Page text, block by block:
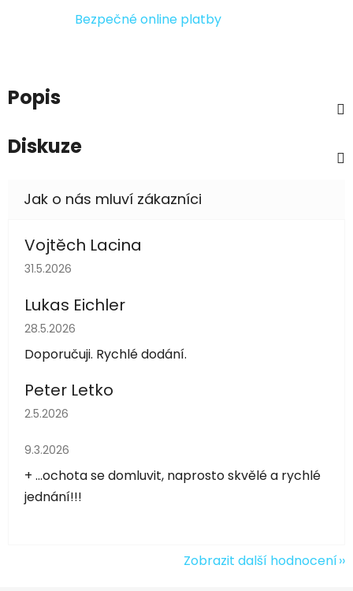
Bezpečné online platby
Popis
Diskuze
Vojtěch Lacina
Hodnocení obchodu je 5 z 5 hvězdiček.
31.5.2026
Lukas Eichler
Hodnocení obchodu je 5 z 5 hvězdiček.
28.5.2026
Doporučuji. Rychlé dodání.
Peter Letko
Hodnocení obchodu je 5 z 5 hvězdiček.
2.5.2026
Hodnocení obchodu je 5 z 5 hvězdiček.
9.3.2026
+ ...ochota se domluvit, naprosto skvělé a rychlé
jednání!!!
Zobrazit další hodnocení